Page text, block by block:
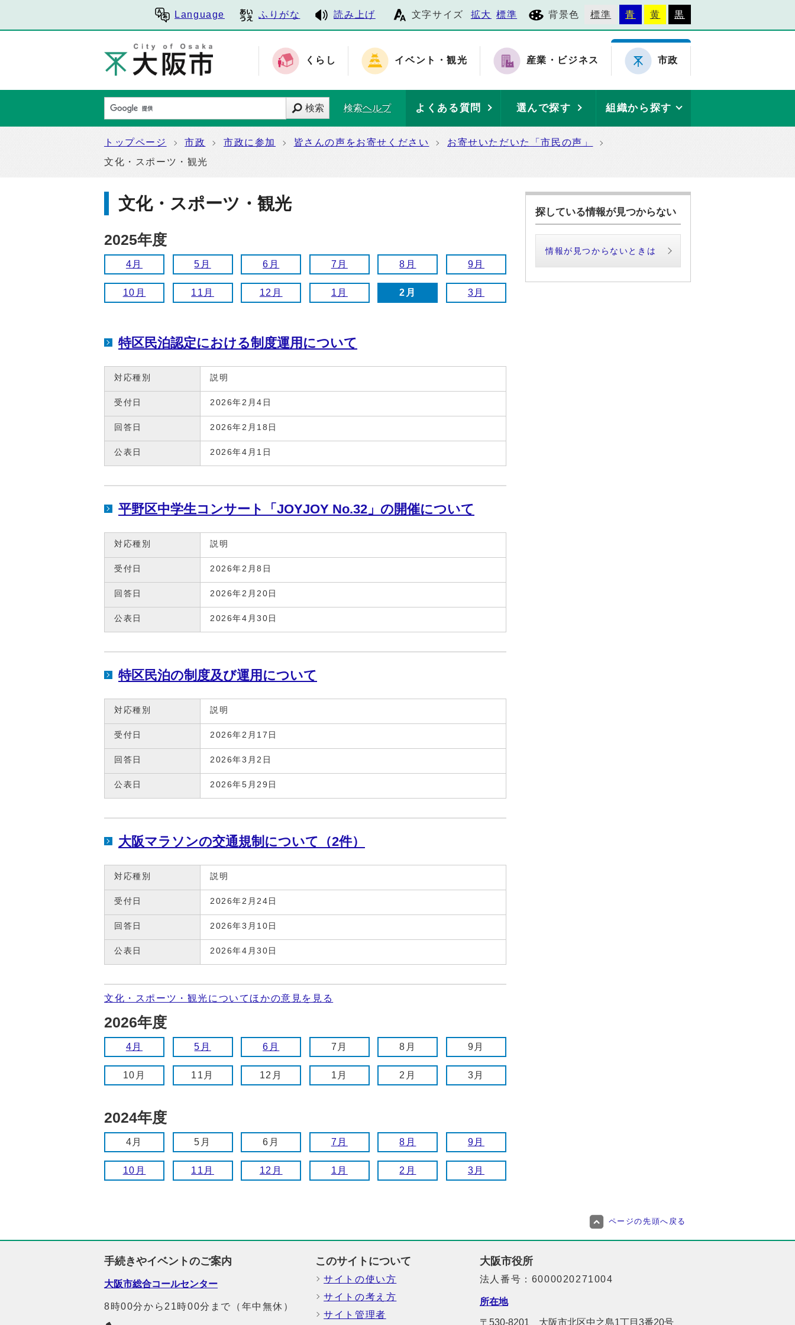
Language ふりがな 読み上げ 文字サイズ 拡大 標準 背景色 標準 青 黄 黒
くらし イベント・観光 産業・ビジネス 市政
検索 検索ヘルプ よくある質問 選んで探す 組織から探す
トップページ 市政 市政に参加 皆さんの声をお寄せください
お寄せいただいた「市民の声」
文化・スポーツ・観光
文化・スポーツ・観光
2025年度
4月 5月 6月 7月 8月 9月
10月 11月 12月 1月 2月 3月
特区民泊認定における制度運用について
対応種別 説明
受付日 2026年2月4日
回答日 2026年2月18日
公表日 2026年4月1日
平野区中学生コンサート「JOYJOY No.32」の開催について
対応種別 説明
受付日 2026年2月8日
回答日 2026年2月20日
公表日 2026年4月30日
特区民泊の制度及び運用について
対応種別 説明
受付日 2026年2月17日
回答日 2026年3月2日
公表日 2026年5月29日
大阪マラソンの交通規制について（2件）
対応種別 説明
受付日 2026年2月24日
回答日 2026年3月10日
公表日 2026年4月30日
文化・スポーツ・観光についてほかの意見を見る
2026年度
4月 5月 6月 7月 8月 9月
10月 11月 12月 1月 2月 3月
2024年度
4月 5月 6月 7月 8月 9月
10月 11月 12月 1月 2月 3月
探している情報が見つからない
情報が見つからないときは
ページの先頭へ戻る
手続きやイベントのご案内
大阪市総合コールセンター
8時00分から21時00分まで（年中無休）
このサイトについて
サイトの使い方
サイトの考え方
サイト管理者
大阪市役所
法人番号：6000020271004
所在地
〒530-8201 大阪市北区中之島1丁目3番20号